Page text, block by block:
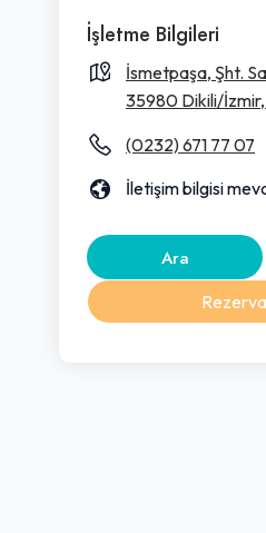
İşletme Bilgileri
İsmetpaşa, Şht.
35980 Dikili/
(0232) 671 77 07
İletişim bilgisi
Ara